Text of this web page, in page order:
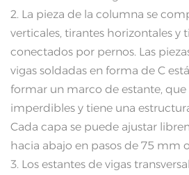
2. La pieza de la columna se
verticales, tirantes horizontales y
conectados por pernos. Las
vigas soldadas en forma de C
formar un marco de estante, que
imperdibles y tiene una
Cada capa se puede ajustar
hacia abajo en pasos de 75 mm
3. Los estantes de vigas